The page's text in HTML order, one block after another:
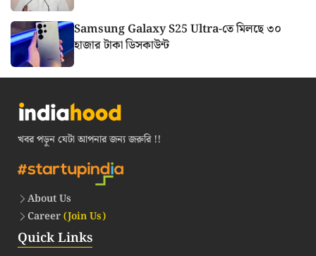
Samsung Galaxy S25 Ultra-তে মিলছে ৩০
হাজার টাকা ডিসকাউন্ট
খবর পড়ুন যেটা আপনার জন্য জরুরি !!
About Us
Career(Join Us)
Quick Links